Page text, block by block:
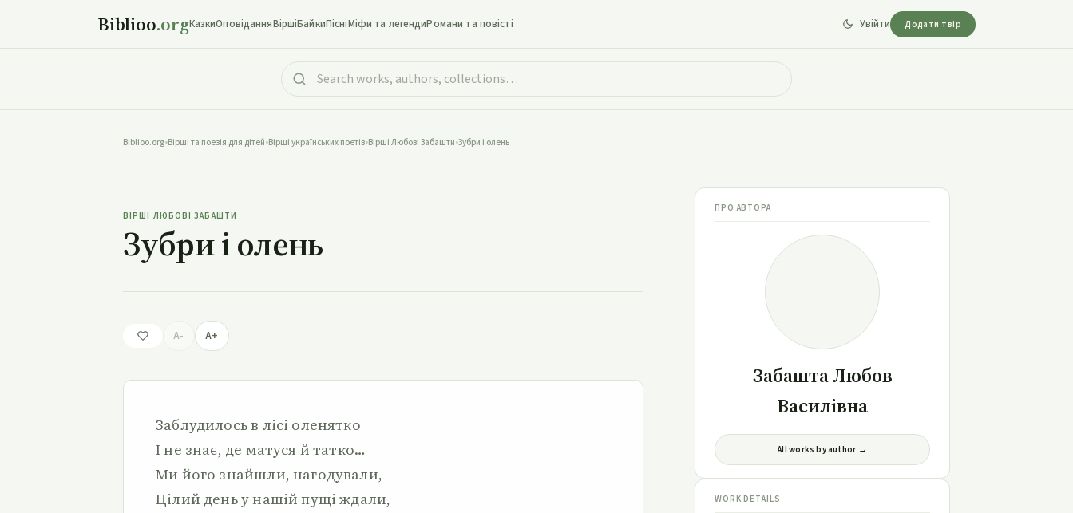
Biblioo.orgКазкиОповіданняВіршіБайкиПісніМіфи та легендиРомани та повісті Увійти Додати твір
Biblioo.org•Вірші та поезія для дітей•Вірші українських поетів•Вірші Любові Забашти•Зубри і олень
ВІРШІ ЛЮБОВІ ЗАБАШТИ
Зубри і олень
A- A+
Заблудилось в лісі оленятко
І не знає, де матуся й татко…
Ми його знайшли, нагодували,
Цілий день у нашій пущі ждали,
ПРО АВТОРА
Забашта Любов
Василівна
All works by author →
WORK DETAILS